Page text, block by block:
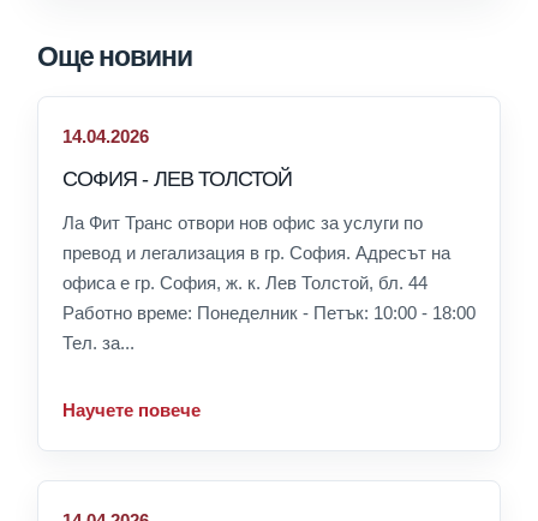
Още новини
14.04.2026
СОФИЯ - ЛЕВ ТОЛСТОЙ
Ла Фит Транс отвори нов офис за услуги по
превод и легализация в гр. София. Адресът на
офиса е гр. София, ж. к. Лев Толстой, бл. 44
Работно време: Понеделник - Петък: 10:00 - 18:00
Тел. за...
Научете повече